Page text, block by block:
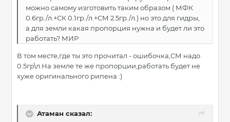
можно самому изготовить таким образом ( МФК
0.6гр./л.+СК 0.1гр./л.+СМ 2.5гр./л.) но это для гидры,
а для земли какая пропорция нужна и будет ли это
работать? МИР
В том месте,где ты это прочитал - ошибочка,СМ надо
0.5гр\л.На земле те же пропорции,работать будет не
хуже оригинального рипена :)
Атаман сказал: